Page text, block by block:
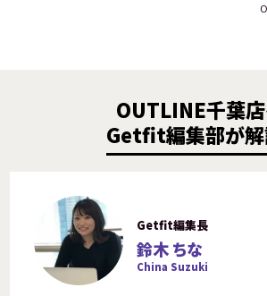
OUTLINE千葉
Getfit編集部が解
Getfit編集長
鈴木 ちな
China Suzuki